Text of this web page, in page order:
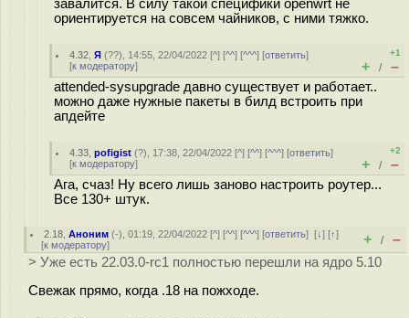
завалится. В силу такой специфики openwrt не
ориентируется на совсем чайников, с ними тяжко.
4.32 ,Я (??), 14:55, 22/04/2022 [^] [^^] [^^^] [ответить]
[к модератору]
+1
+ / –
attended-sysupgrade давно существует и работает..
можно даже нужные пакеты в билд встроить при
апдейте
4.33 ,pofigist (?), 17:38, 22/04/2022 [^] [^^] [^^^] [ответить]
[к модератору]
+2
+ / –
Ага, счаз! Ну всего лишь заново настроить роутер...
Все 130+ штук.
2.18 ,Аноним (-), 01:19, 22/04/2022 [^] [^^] [^^^] [ответить][↓] [↑]
[к модератору] + / –
> Уже есть 22.03.0-rc1 полностью перешли на ядро 5.10
Свежак прямо, когда .18 на пожходе.